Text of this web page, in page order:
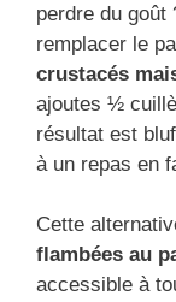
perdre du goût
remplacer le
crustacés
ajoutes ½
résultat est
à un repas en
Cette
flambées au
accessible à